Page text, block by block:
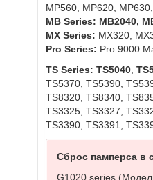
MP560, MP620,
MB Series: MB2040,
MX Series: MX320,
Pro Series: Pro 9000
TS Series: TS5040,
TS5370, TS5390,
TS8320, TS8340,
TS3325, TS3327,
TS3390, TS3391,
Сброс памперса в
G1020 series